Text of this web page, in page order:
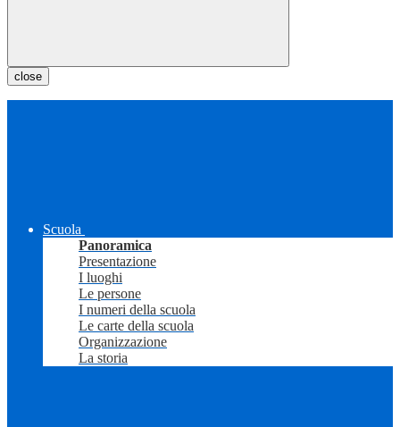
close
Scuola
Panoramica
Presentazione
I luoghi
Le persone
I numeri della scuola
Le carte della scuola
Organizzazione
La storia